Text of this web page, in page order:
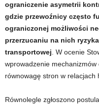
ograniczenie asymetrii
gdzie przewoźnicy często
ograniczonej możliwości
przerzucaniu na nich
transportowej . W ocenie
wprowadzenie
równowagę stron w relacjach
Równolegle zgłoszono